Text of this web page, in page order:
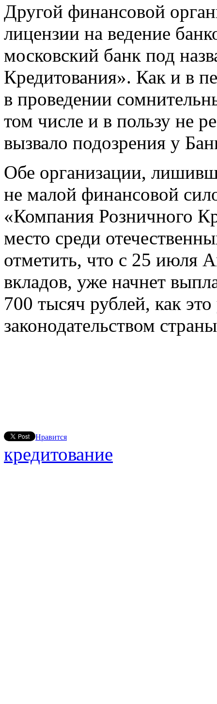
Другой финансовой
лицензии на ведение
московский банк под
Кредитования». Как и в
в проведении
том числе и в пользу не
вызвало подозрения у
Обе организации,
не малой финансовой
«Компания Розничного
место среди
отметить, что с 25 июля
вкладов, уже начнет
700 тысяч рублей, как
законодательством
Нравится
кредитование